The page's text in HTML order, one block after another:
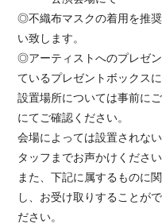
◎不織布マスクの着用を推
い致します。
◎アーティストへのプレゼ
ているプレゼントボックス
設置場所については事前に
にてご確認ください。
会場によっては設置されな
タッフまでお声かけください
また、下記に属するものに
し、お受け取りすることが
ださい。